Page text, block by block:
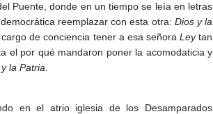
Puente, donde en un tiempo se leía en letras
reemplazar con esta otra: Dios y la
de conciencia tener a esa señora Leytan
el por qué mandaron poner la acomodaticia y
la Patria
en el atrio iglesia de los Desamparados